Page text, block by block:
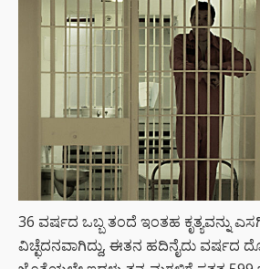
36 ವರ್ಷದ ಒಬ್ಬ ತಂದೆ ಇಂತಹ ಕೃತ್ಯವನ್ನು
ವಿಚ್ಛೆದನವಾಗಿದ್ದು, ಈತನ ಹದಿನೈದು ವರ್ಷದ